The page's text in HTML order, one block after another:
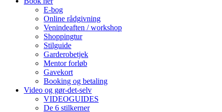
E-bog
Online rådgivning
Venindeaften / workshop
Shoppingtur
Stilguide
Garderobetjek
Mentor forløb
Gavekort
Booking og betaling
Video og gør-det-selv
VIDEOGUIDES
De 6 stilkerner